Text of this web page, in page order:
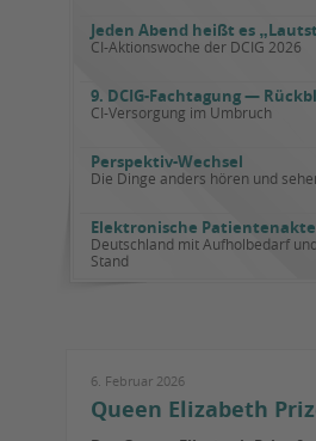
Jeden Abend heißt es „
CI-Aktionswoche der DCIG 2026
9. DCIG-Fachtagung —
CI-Versorgung im Umbruch
Perspektiv-Wechsel
Die Dinge anders hören und
Elektronische Patientenakte
Deutschland mit Aufholbedarf
Stand
6. Februar 2026
Queen Elizabeth